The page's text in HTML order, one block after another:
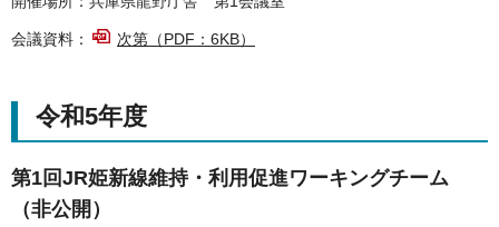
会議資料： 次第（PDF：6KB）
令和5年度
第1回JR姫新線維持・利用促進ワーキングチーム
（非公開）